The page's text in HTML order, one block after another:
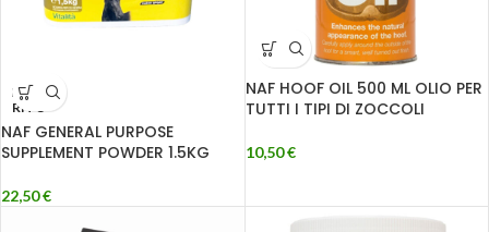
ESAU
RITO
NAF GENERAL PURPOSE
SUPPLEMENT POWDER 1.5KG
22,50€
NAF HOOF OIL 500 ML OLIO PER
TUTTI I TIPI DI ZOCCOLI
10,50€